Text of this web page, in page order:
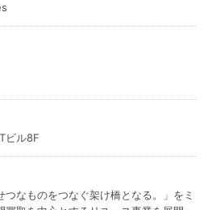
ビル8F
つなものをつなぐ架け橋となる。」をミ